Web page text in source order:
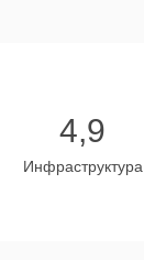
4,9
Инфраструктура